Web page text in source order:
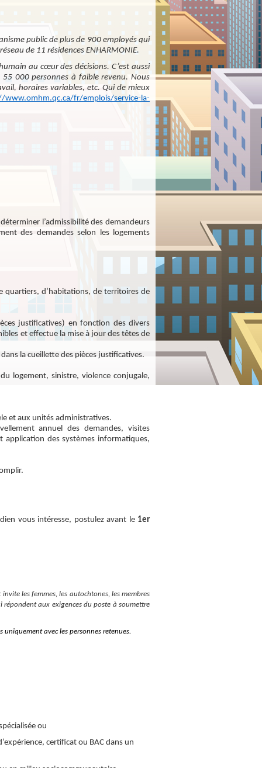
public de plus de 900 employés qui
de 11 résidences ENHARMONIE.
au cœur des décisions. C’est aussi
000 personnes à faible revenu. Nous
horaires variables, etc. Qui de mieux
www.omhm.qc.ca/fr/emplois/service-la-
l’admissibilité des demandeurs
des demandes selon les logements
quartiers, d’habitations, de territoires de
justificatives) en fonction des divers
et effectue la mise à jour des têtes de
la cueillette des pièces justificatives.
logement, sinistre, violence conjugale,
et aux unités administratives.
annuel des demandes, visites
application des systèmes informatiques,
vous intéresse, postulez avant le 1er
les femmes, les autochtones, les membres
aux exigences du poste à soumettre
avec les personnes retenues.
ou
certificat ou BAC dans un